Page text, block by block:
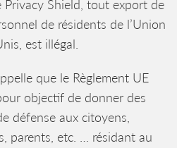
Privacy Shield, tout export de
de résidents de l’Union
est illégal.
que le Règlement UE
objectif de donner des
défense aux citoyens,
parents, etc. … résidant au